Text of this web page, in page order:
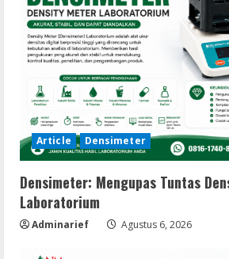
Article Densimeter
Densimeter: Mengupas Tuntas
Laboratorium
Adminarief Agustus 6, 2026